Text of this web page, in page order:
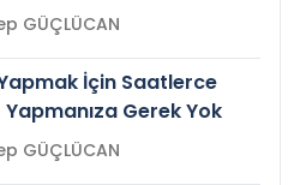
Zeynep GÜÇLÜCAN
İçin Saatlerce
Yapmanıza Gerek Yok
Zeynep GÜÇLÜCAN